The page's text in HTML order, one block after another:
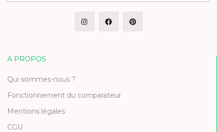
A PROPOS
Qui sommes-nous ?
Fonctionnement du comparateur
Mentions légales
CGU